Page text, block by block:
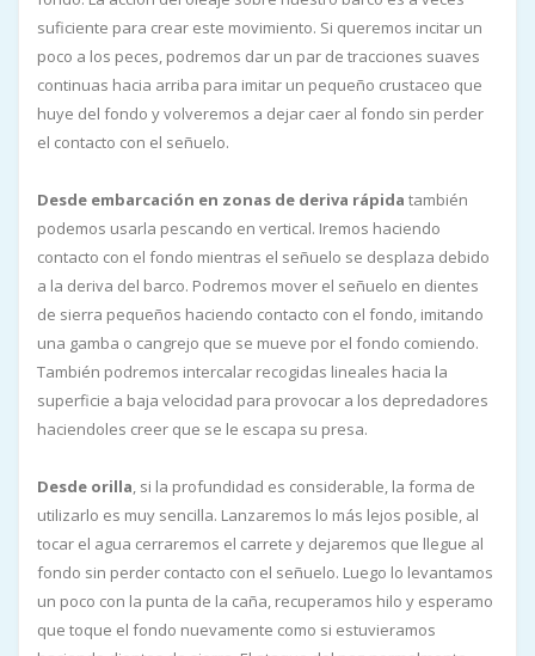
suficiente para crear este movimiento. Si queremos incitar un
poco a los peces, podremos dar un par de tracciones suaves
continuas hacia arriba para imitar un pequeño crustaceo que
huye del fondo y volveremos a dejar caer al fondo sin perder
el contacto con el señuelo.
Desde embarcación en zonas de deriva rápida también
podemos usarla pescando en vertical. Iremos haciendo
contacto con el fondo mientras el señuelo se desplaza debido
a la deriva del barco. Podremos mover el señuelo en dientes
de sierra pequeños haciendo contacto con el fondo, imitando
una gamba o cangrejo que se mueve por el fondo comiendo.
También podremos intercalar recogidas lineales hacia la
superficie a baja velocidad para provocar a los depredadores
haciendoles creer que se le escapa su presa.
Desde orilla, si la profundidad es considerable, la forma de
utilizarlo es muy sencilla. Lanzaremos lo más lejos posible, al
tocar el agua cerraremos el carrete y dejaremos que llegue al
fondo sin perder contacto con el señuelo. Luego lo levantamos
un poco con la punta de la caña, recuperamos hilo y esperamo
que toque el fondo nuevamente como si estuvieramos